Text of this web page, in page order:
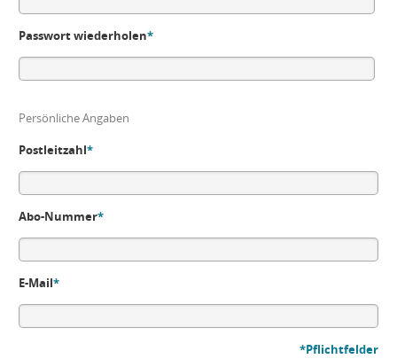
Passwort wiederholen*
Persönliche Angaben
Postleitzahl*
Abo-Nummer*
E-Mail*
*Pflichtfelder